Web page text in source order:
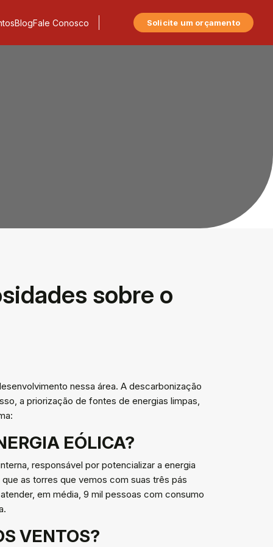
BlogFale Conosco Solicite um orçamento
sobre o
nessa área. A descarbonização
a priorização de fontes de energias limpas,
EÓLICA?
responsável por potencializar a energia
as torres que vemos com suas três pás
em média, 9 mil pessoas com consumo
VENTOS?